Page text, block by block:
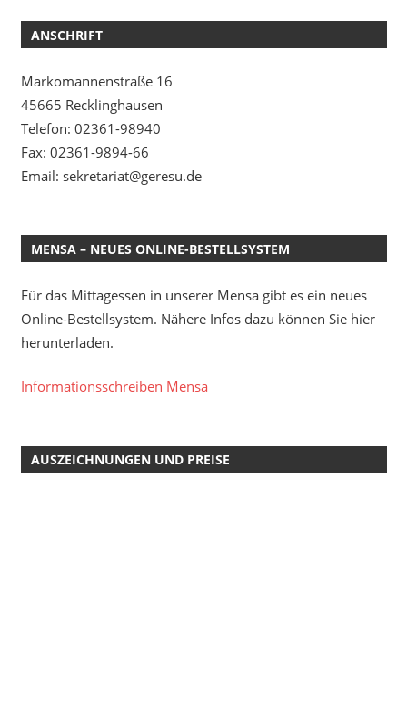
ANSCHRIFT
Markomannenstraße 16
45665 Recklinghausen
Telefon: 02361-98940
Fax: 02361-9894-66
Email: sekretariat@geresu.de
MENSA – NEUES ONLINE-BESTELLSYSTEM
Für das Mittagessen in unserer Mensa gibt es ein neues
Online-Bestellsystem. Nähere Infos dazu können Sie hier
herunterladen.
Informationsschreiben Mensa
AUSZEICHNUNGEN UND PREISE